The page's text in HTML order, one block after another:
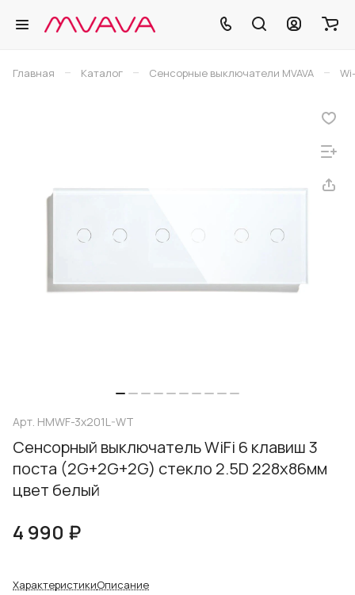
Главная – Каталог – Сенсорные выключатели MVAVA –
Арт. HMWF-3x201L-WT
Сенсорный выключатель WiFi 6 клавиш 3
поста (2G+2G+2G) стекло 2.5D 228х86мм
цвет белый
4 990 ₽
ХарактеристикиОписание